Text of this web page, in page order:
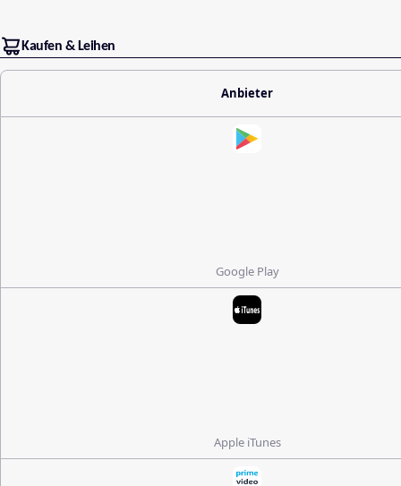
Kaufen & Leihen
Anbieter
Google Play
Apple iTunes